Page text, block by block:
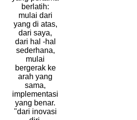
berlatih:
mulai dari
yang di atas,
dari saya,
dari hal -hal
sederhana,
mulai
bergerak ke
arah yang
sama,
implementasi
yang benar.
"dari inovasi